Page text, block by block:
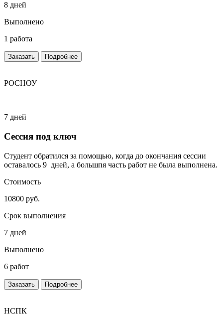
8 дней
Выполнено
1 работа
Заказать Подробнее
РОСНОУ
7 дней
Сессия под ключ
Студент обратился за помощью, когда до окончания сессии
оставалось 9 дней, а большпя часть работ не была выполнена.
Стоимость
10800 руб.
Срок выполнения
7 дней
Выполнено
6 работ
Заказать Подробнее
НСПК